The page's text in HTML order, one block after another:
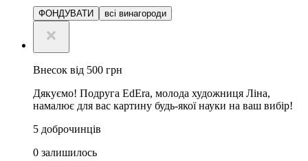
ФОНДУВАТИ всі винагороди
Внесок від 500 грн
Дякуємо! Подруга EdEra, молода художниця Ліна,
намалює для вас картину будь-якої науки на ваш вибір!
5 доброчинців
0 залишилось